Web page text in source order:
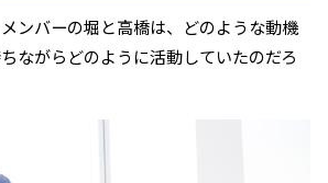
ンバーの堀と高橋は、どのような動機
ながらどのように活動していたのだろ